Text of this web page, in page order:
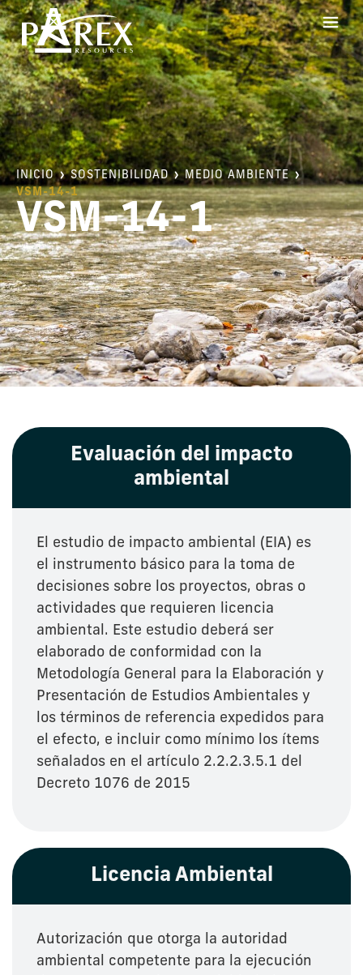
INICIO SOSTENIBILIDAD
MEDIO AMBIENTE
VSM-14-1
VSM-14-1
Evaluación del impacto
ambiental
El estudio de impacto ambiental (EIA) es
el instrumento básico para la toma de
decisiones sobre los proyectos, obras o
actividades que requieren licencia
ambiental. Este estudio deberá ser
elaborado de conformidad con la
Metodología General para la Elaboración y
Presentación de Estudios Ambientales y
los términos de referencia expedidos para
el efecto, e incluir como mínimo los ítems
señalados en el artículo 2.2.2.3.5.1 del
Decreto 1076 de 2015
Licencia Ambiental
Autorización que otorga la autoridad
ambiental competente para la ejecución